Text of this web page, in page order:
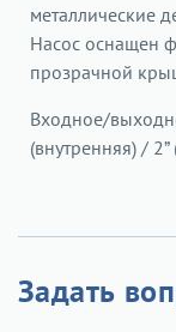
металлические
Насос оснащен
прозрачной
Входное/
(внутренняя) /
Задать